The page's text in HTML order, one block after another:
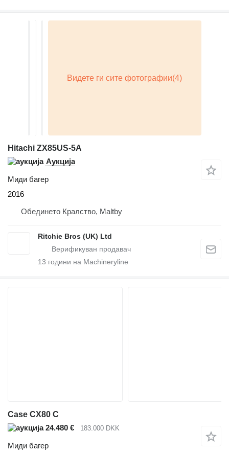
Hitachi ZX85US-5A
Аукција
Миди багер
2016
Обединето Кралство, Maltby
Ritchie Bros (UK) Ltd
13 години на Machineryline
Case CX80 C
24.480 €
183.000 DKK
Миди багер